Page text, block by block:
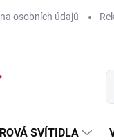
osobních údajů
SVÍTIDLA